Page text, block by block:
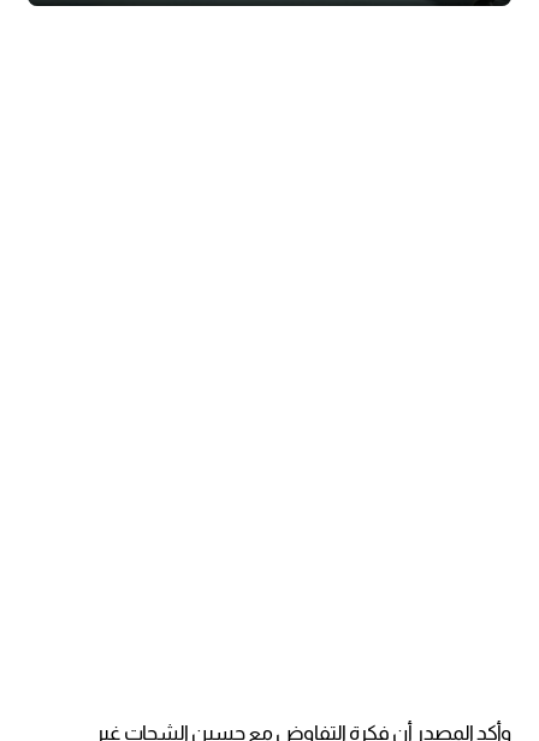
وأكد المصدر أن فكرة التفاوض مع حسين الشحات غير